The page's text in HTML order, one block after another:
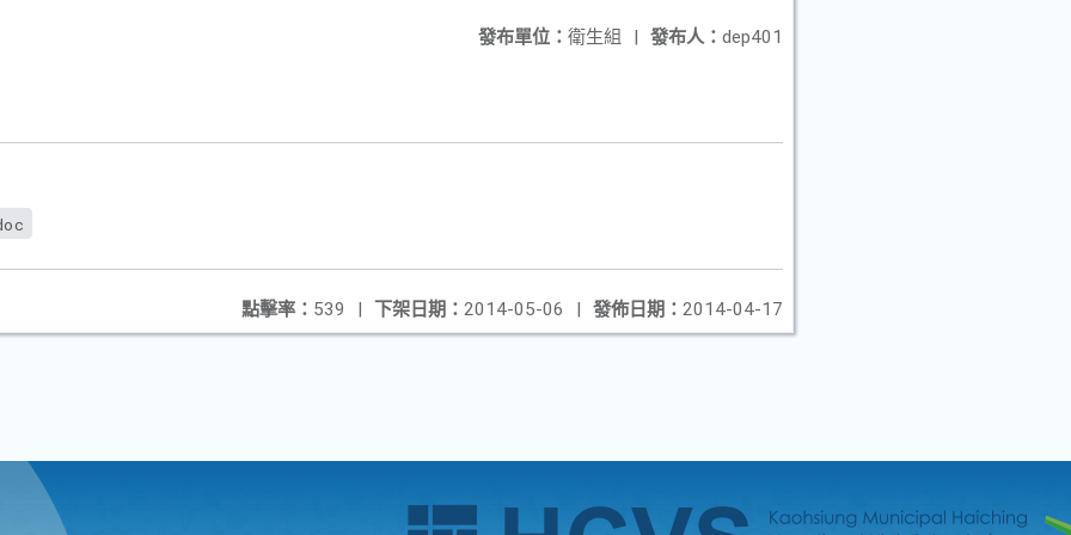
發布人： dep401
發布單位： 衛生組 |
發佈日期： 2014-04-17
下架日期： 2014-05-06 |
點擊率： 539 |